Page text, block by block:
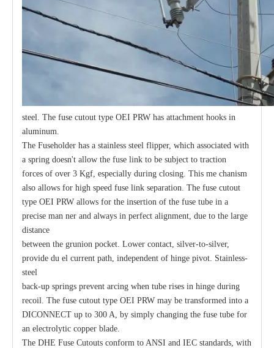
steel. The fuse cutout type OEI PRW has attachment hooks in
aluminum.
The Fuseholder has a stainless steel flipper, which associated with
a spring doesn't allow the fuse link to be subject to traction
forces of over 3 Kgf, especially during closing. This me chanism
also allows for high speed fuse link separation. The fuse cutout
type OEI PRW allows for the insertion of the fuse tube in a
precise man ner and always in perfect alignment, due to the large
distance
between the grunion pocket. Lower contact, silver-to-silver,
provide du el current path, independent of hinge pivot. Stainless-
steel
back-up springs prevent arcing when tube rises in hinge during
recoil. The fuse cutout type OEI PRW may be transformed into a
DICONNECT up to 300 A, by simply changing the fuse tube for
an electrolytic copper blade.
The DHE Fuse Cutouts conform to ANSI and IEC standards, with